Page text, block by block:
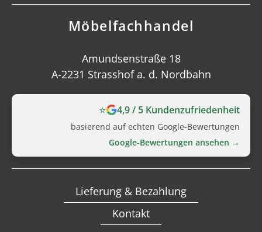
Möbelfachhandel
Amundsenstraße 18
A-2231 Strasshof a. d. Nordbahn
⭐ 4,9 / 5 Kundenzufriedenheit
basierend auf echten Google‑Bewertungen
Google‑Bewertungen ansehen →
Lieferung & Bezahlung
Kontakt